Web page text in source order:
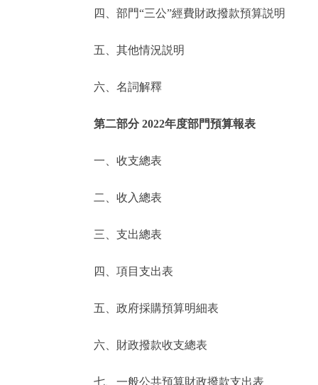
便民服務
仲介服務
政民互動
12345網上接訴即辦
參與調查
走進北京
北京概況
綠色北京
四、部門“三公”經費財政撥款預算説明
五、其他情況説明
六、名詞解釋
第二部分 2022年度部門預算報表
一、收支總表
二、收入總表
三、支出總表
四、項目支出表
五、政府採購預算明細表
六、財政撥款收支總表
七、一般公共預算財政撥款支出表